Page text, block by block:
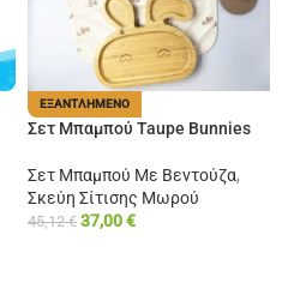
ΕΞΑΝΤΛΗΜΈΝΟ
Σετ Μπαμπού Taupe Bunnies
Σετ Μπαμπού Με Βεντούζα,
Σκεύη Σίτισης Μωρού
45,12€ 37,00€